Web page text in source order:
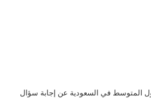
المتوسط في السعودية عن إجابة سؤال